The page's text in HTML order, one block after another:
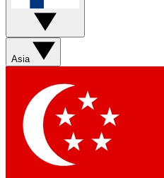
Asia